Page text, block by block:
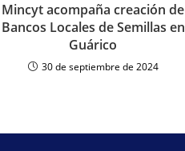
Mincyt acompaña creación de
Bancos Locales de Semillas en
Guárico
30 de septiembre de 2024